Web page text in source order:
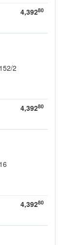
4,39280
2
4,39280
4,39280